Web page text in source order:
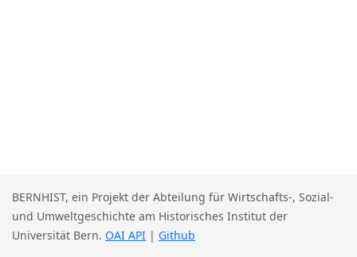
BERNHIST, ein Projekt der Abteilung für Wirtschafts-, Sozial-
und Umweltgeschichte am Historisches Institut der
Universität Bern. OAI API | Github